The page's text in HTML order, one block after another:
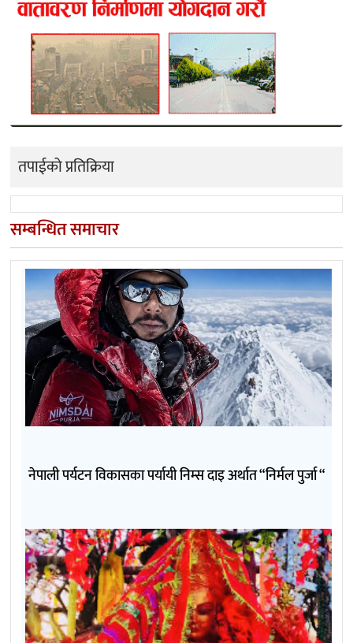
तपाईको प्रतिक्रिया
सम्बन्धित समाचार
नेपाली पर्यटन विकासका पर्यायी निम्स दाइ अर्थात “निर्मल पुर्जा “